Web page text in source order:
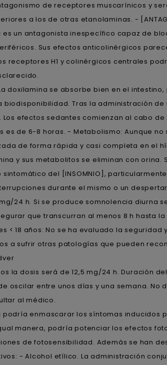
de receptores muscarínicos y
a los de otras etanolaminas. -
es un antagonista inespecífico capaz de
Sus efectos anticolinérgicos
receptores H1 y colinérgicos centrales
doxilamina se absorbe bien en el
biodisponibilidad. Tras la administración de
Los efectos sedantes comienzan al cabo
es de 6-8 horas. - Metabolismo: Aunque
de forma rápida y casi completa en el
y sus metabolitos se eliminan con orina.
sintomático del [INSOMNIO],
durante el mismo o un
24 h. Si se produce somnolencia diurna
que transcurran al menos 8 h hasta
< 18 años: No se ha evaluado la
a sufrir otras patologías que pueden
la dosis será de 12,5 mg/24 h. Duración
oscilar entre unos días y una semana.
al médico.
podría enmascarar los síntomas inducidos
manera, podría potenciar los efectos
de fotosensibilidad. Además se han
- Alcohol etílico. La administración